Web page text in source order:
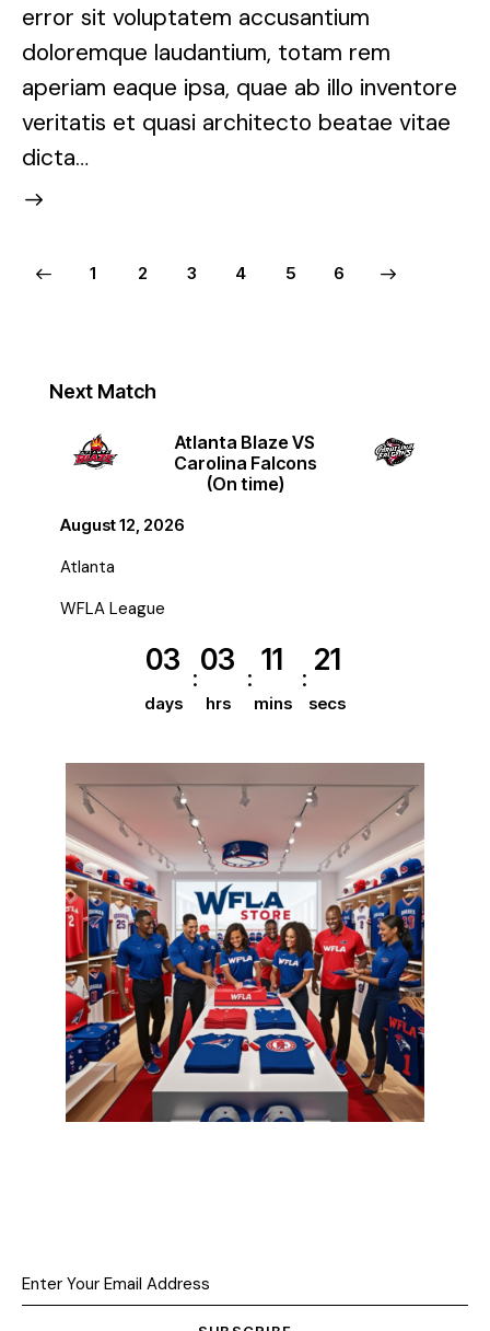
error sit voluptatem accusantium
doloremque laudantium, totam rem
aperiam eaque ipsa, quae ab illo inventore
veritatis et quasi architecto beatae vitae
dicta…
1 2 3 4 5 6
Next Match
Atlanta Blaze VS
Carolina Falcons
(On time)
August 12, 2026
Atlanta
WFLA League
03
days
03
hrs
11
mins
21
secs